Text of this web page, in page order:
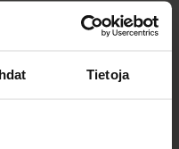
Tietoja